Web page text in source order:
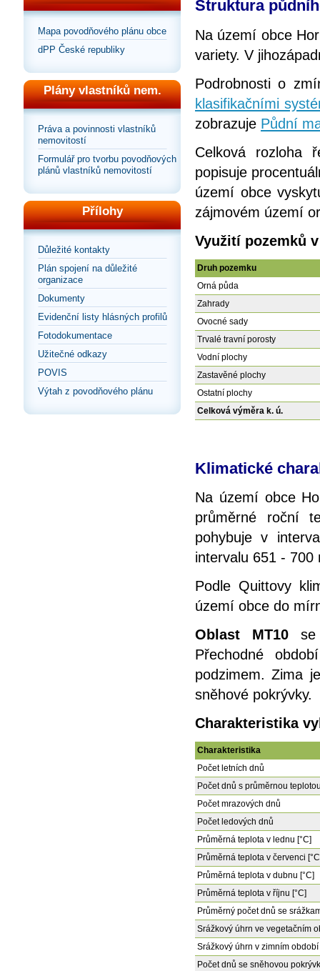
Mapa povodňového plánu obce
dPP České republiky
Plány vlastníků nem.
Práva a povinnosti vlastníků
nemovitostí
Formulář pro tvorbu povodňových
plánů vlastníků nemovitostí
Přílohy
Důležité kontakty
Plán spojení na důležité
organizace
Dokumenty
Evidenční listy hlásných profilů
Fotodokumentace
Užitečné odkazy
POVIS
Výtah z povodňového plánu
Struktura
Na území obce
variety. V
Podrobnosti o
klasifikačními
zobrazuje Půdní
Celková rozloha
popisuje
území obce
zájmovém území
Využití pozemků
Druh pozemku
Orná půda
Zahrady
Ovocné sady
Trvalé travní porosty
Vodní plochy
Zastavěné plochy
Ostatní plochy
Celková výměra k. ú.
Klimatické
Na území obce
průměrné roční
pohybuje v
intervalu 651 - 700
Podle Quittovy
území obce do
Oblast MT10se
Přechodné
podzimem. Zima
sněhové pokrývky.
Charakteristika
Charakteristika
Počet letních dnů
Počet dnů s průměrnou
Počet mrazových dnů
Počet ledových dnů
Průměrná teplota v lednu [°C]
Průměrná teplota v červenci
Průměrná teplota v dubnu [°C]
Průměrná teplota v říjnu [°C]
Průměrný počet dnů se
Srážkový úhrn ve vegetačním
Srážkový úhrn v zimním období
Počet dnů se sněhovou